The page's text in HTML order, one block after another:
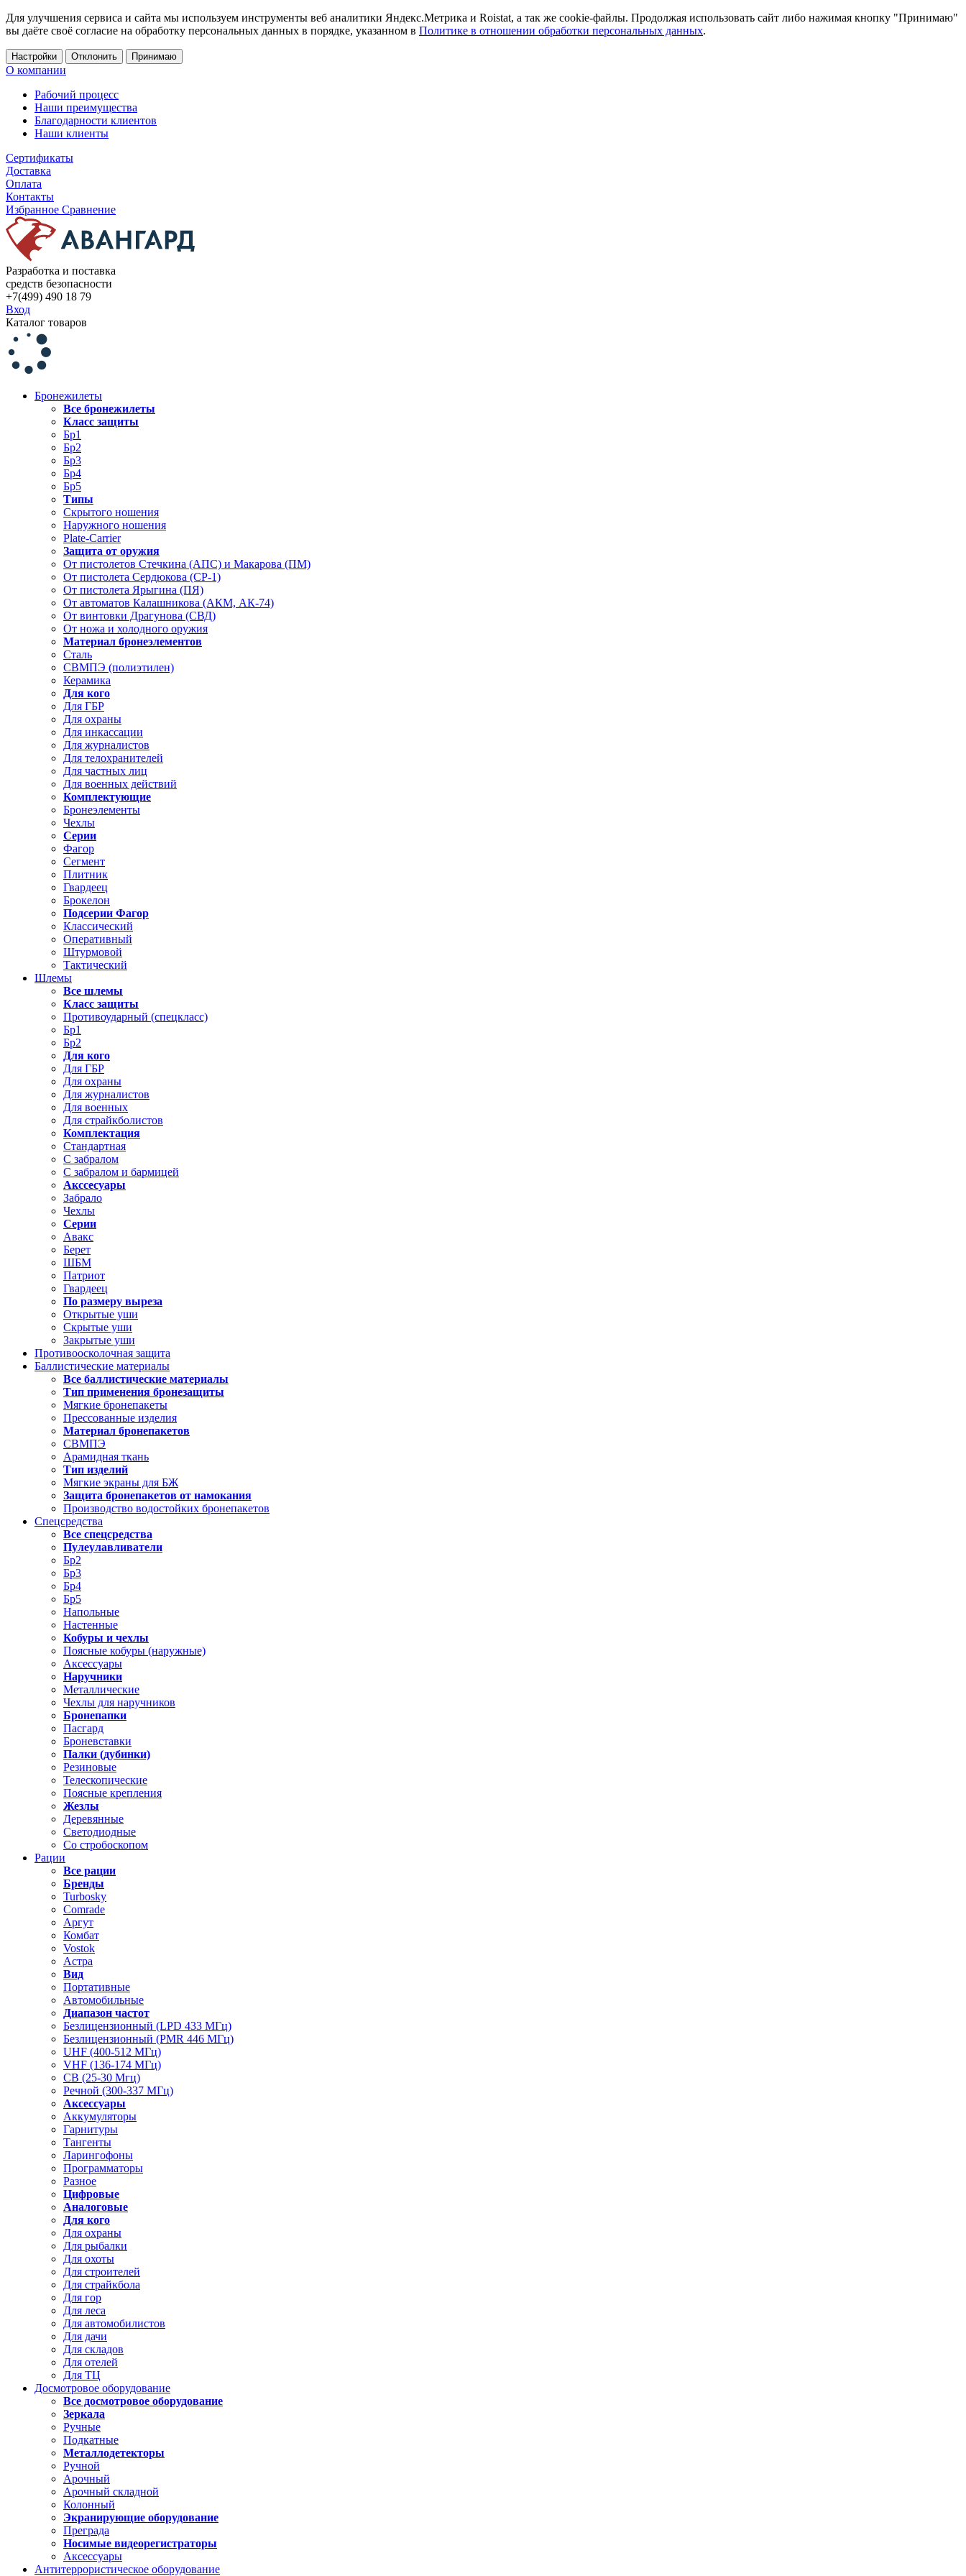
Для улучшения сервиса и сайта мы используем инструменты веб аналитики Яндекс.Метрика и Roistat, а так же cookie-файлы. Продолжая использовать сайт либо нажимая кнопку "Принимаю"
вы даёте своё согласие на обработку персональных данных в порядке, указанном в Политике в отношении обработки персональных данных.
Настройки Отклонить Принимаю
О компании
Рабочий процесс
Наши преимущества
Благодарности клиентов
Наши клиенты
Сертификаты
Доставка
Оплата
Контакты
Избранное Сравнение
Разработка и поставка
средств безопасности
+7(499) 490 18 79
Вход
Каталог товаров
Бронежилеты
Все бронежилеты
Класс защиты
Бр1
Бр2
Бр3
Бр4
Бр5
Типы
Скрытого ношения
Наружного ношения
Plate-Carrier
Защита от оружия
От пистолетов Стечкина (АПС) и Макарова (ПМ)
От пистолета Сердюкова (СР-1)
От пистолета Ярыгина (ПЯ)
От автоматов Калашникова (АКМ, АК-74)
От винтовки Драгунова (СВД)
От ножа и холодного оружия
Материал бронеэлементов
Сталь
СВМПЭ (полиэтилен)
Керамика
Для кого
Для ГБР
Для охраны
Для инкассации
Для журналистов
Для телохранителей
Для частных лиц
Для военных действий
Комплектующие
Бронеэлементы
Чехлы
Серии
Фагор
Сегмент
Плитник
Гвардеец
Брокелон
Подсерии Фагор
Классический
Оперативный
Штурмовой
Тактический
Шлемы
Все шлемы
Класс защиты
Противоударный (спецкласс)
Бр1
Бр2
Для кого
Для ГБР
Для охраны
Для журналистов
Для военных
Для страйкболистов
Комплектация
Стандартная
С забралом
С забралом и бармицей
Акссесуары
Забрало
Чехлы
Серии
Авакс
Берет
ШБМ
Патриот
Гвардеец
По размеру выреза
Открытые уши
Скрытые уши
Закрытые уши
Противоосколочная защита
Баллистические материалы
Все баллистические материалы
Тип применения бронезащиты
Мягкие бронепакеты
Прессованные изделия
Материал бронепакетов
СВМПЭ
Арамидная ткань
Тип изделий
Мягкие экраны для БЖ
Защита бронепакетов от намокания
Производство водостойких бронепакетов
Спецсредства
Все спецсредства
Пулеулавливатели
Бр2
Бр3
Бр4
Бр5
Напольные
Настенные
Кобуры и чехлы
Поясные кобуры (наружные)
Аксессуары
Наручники
Металлические
Чехлы для наручников
Бронепапки
Пасгард
Броневставки
Палки (дубинки)
Резиновые
Телескопические
Поясные крепления
Жезлы
Деревянные
Светодиодные
Со стробоскопом
Рации
Все рации
Бренды
Turbosky
Comrade
Аргут
Комбат
Vostok
Астра
Вид
Портативные
Автомобильные
Диапазон частот
Безлицензионный (LPD 433 МГц)
Безлицензионный (PMR 446 МГц)
UHF (400-512 МГц)
VHF (136-174 МГц)
CB (25-30 Мгц)
Речной (300-337 МГц)
Аксессуары
Аккумуляторы
Гарнитуры
Тангенты
Ларингофоны
Программаторы
Разное
Цифровые
Аналоговые
Для кого
Для охраны
Для рыбалки
Для охоты
Для строителей
Для страйкбола
Для гор
Для леса
Для автомобилистов
Для дачи
Для складов
Для отелей
Для ТЦ
Досмотровое оборудование
Все досмотровое оборудование
Зеркала
Ручные
Подкатные
Металлодетекторы
Ручной
Арочный
Арочный складной
Колонный
Экранирующие оборудование
Преграда
Носимые видеорегистраторы
Аксессуары
Антитеррористическое оборудование